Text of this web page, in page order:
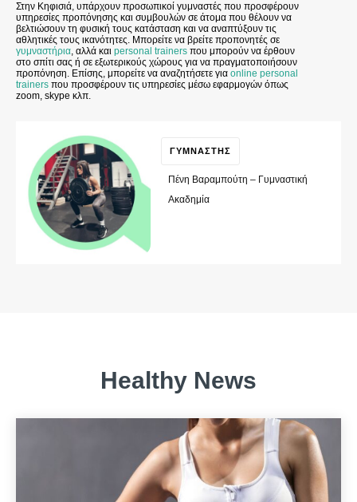
Στην Κηφισιά, υπάρχουν προσωπικοί γυμναστές που προσφέρουν
υπηρεσίες προπόνησης και συμβουλών σε άτομα που θέλουν να
βελτιώσουν τη φυσική τους κατάσταση και να αναπτύξουν τις
αθλητικές τους ικανότητες. Μπορείτε να βρείτε προπονητές σε
γυμναστήρια, αλλά και personal trainers που μπορούν να έρθουν
στο σπίτι σας ή σε εξωτερικούς χώρους για να πραγματοποιήσουν
προπόνηση. Επίσης, μπορείτε να αναζητήσετε για online personal
trainers που προσφέρουν τις υπηρεσίες μέσω εφαρμογών όπως
zoom, skype κλπ.
ΓΥΜΝΑΣΤΗΣ
Πένη Βαραμπούτη – Γυμναστική
Ακαδημία
Healthy News